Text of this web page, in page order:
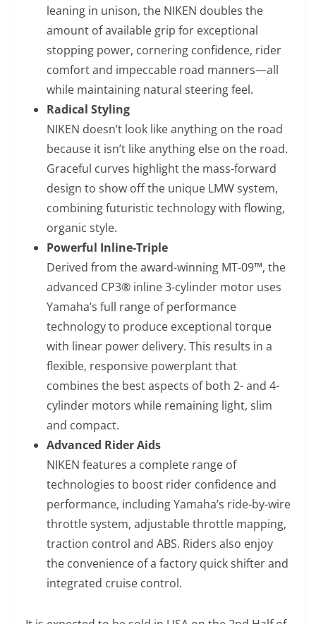
leaning in unison, the NIKEN doubles the
amount of available grip for exceptional
stopping power, cornering confidence, rider
comfort and impeccable road manners—all
while maintaining natural steering feel.
Radical Styling
NIKEN doesn’t look like anything on the road
because it isn’t like anything else on the road.
Graceful curves highlight the mass-forward
design to show off the unique LMW system,
combining futuristic technology with flowing,
organic style.
Powerful Inline-Triple
Derived from the award-winning MT-09™, the
advanced CP3® inline 3-cylinder motor uses
Yamaha’s full range of performance
technology to produce exceptional torque
with linear power delivery. This results in a
flexible, responsive powerplant that
combines the best aspects of both 2- and 4-
cylinder motors while remaining light, slim
and compact.
Advanced Rider Aids
NIKEN features a complete range of
technologies to boost rider confidence and
performance, including Yamaha’s ride-by-wire
throttle system, adjustable throttle mapping,
traction control and ABS. Riders also enjoy
the convenience of a factory quick shifter and
integrated cruise control.